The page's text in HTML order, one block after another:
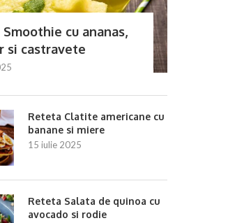
la cuptor cu
cu ananas,
si castravete
Reteta Clatite americane cu
banane si miere
15 iulie 2025
Reteta Salata de quinoa cu
avocado si rodie